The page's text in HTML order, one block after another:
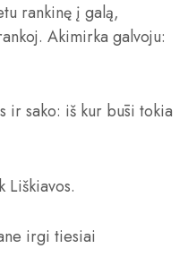
rankinę į galą,
Akimirka galvoju:
ir sako: iš kur būsi tokia
Liškiavos.
irgi tiesiai